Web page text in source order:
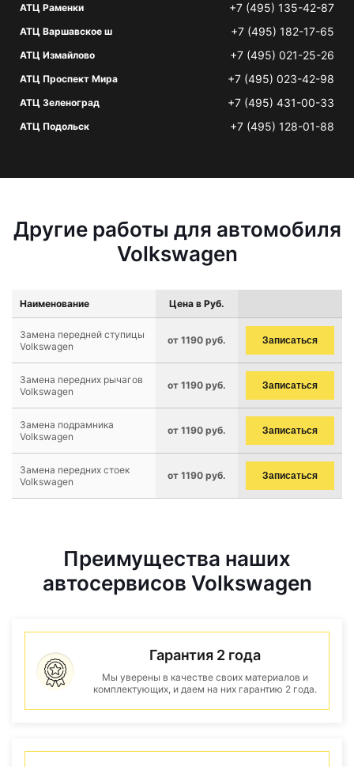
АТЦ Раменки +7 (495) 135-42-87
АТЦ Варшавское ш +7 (495) 182-17-65
АТЦ Измайлово +7 (495) 021-25-26
АТЦ Проспект Мира +7 (495) 023-42-98
АТЦ Зеленоград +7 (495) 431-00-33
АТЦ Подольск +7 (495) 128-01-88
Другие работы для автомобиля
Volkswagen
Наименование Цена в Руб.
Замена передней ступицы
Volkswagen
от 1190 руб. Записаться
Замена передних рычагов
Volkswagen
от 1190 руб. Записаться
Замена подрамника
Volkswagen
от 1190 руб. Записаться
Замена передних стоек
Volkswagen
от 1190 руб. Записаться
Преимущества наших
автосервисов Volkswagen
Гарантия 2 года
Мы уверены в качестве своих материалов и
комплектующих, и даем на них гарантию 2 года.